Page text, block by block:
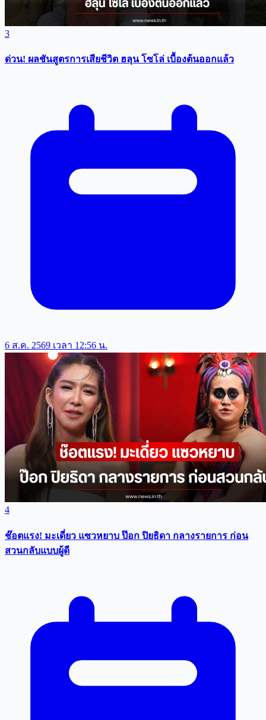
3
ด่วน! ผลชันสูตรการเสียชีวิต ฮลุน โซโล่ เบื้องต้นออกแล้ว
6 ส.ค. 2569 เวลา 12:56 น.
4
ช๊อตแรง! มะเดี่ยว แซวหยาบ ป๊อก ปิยธิดา กลางรายการ ก่อน
สวนกลับแบบผู้ดี